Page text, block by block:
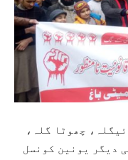
چھوٹا گلہ،
دیگر یونین کونسل